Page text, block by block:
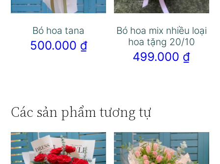
Bó hoa tana
500.000 ₫
Bó hoa mix nhiều loại
hoa tặng 20/10
499.000 ₫
Các sản phẩm tương tự